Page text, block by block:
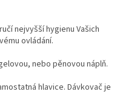
čí nejvyšší hygienu Vašich
ovládání.
nebo pěnovou náplň.
hlavice. Dávkovač je